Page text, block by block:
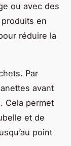
ou avec des
en
réduire la
Par
avant
Cela permet
et de
point